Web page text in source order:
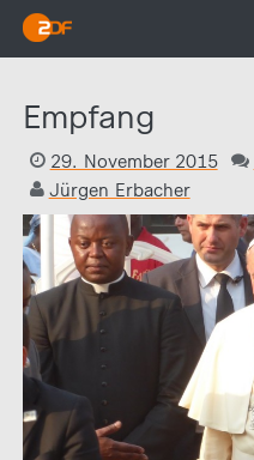
Empfang
29. November 2015
Jürgen Erbacher